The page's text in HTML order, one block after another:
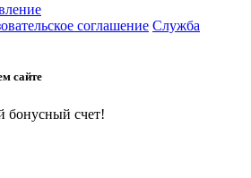
соглашение Служба
сайте
бонусный счет!